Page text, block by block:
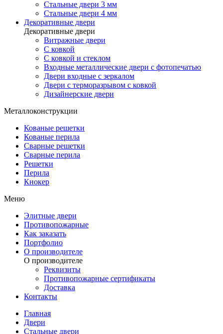
Стальные двери 3 мм
Стальные двери 4 мм
Декоративные двери
Декоративные двери
Витражные двери
С ковкой
С ковкой и стеклом
Входные металлические двери с фотопечатью
Двери входные с зеркалом
Двери с терморазрывом с ковкой
Дизайнерские двери
Металлоконструкции
Кованые решетки
Кованые перила
Сварные решетки
Сварные перила
Решетки
Перила
Кнокер
Меню
Элитные двери
Противопожарные
Как заказать
Портфолио
О производителе
О производителе
Реквизиты
Противопожарные сертификаты
Доставка
Контакты
Главная
Двери
Стальные двери